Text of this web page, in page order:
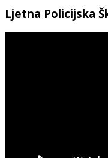
Ljetna Policijska